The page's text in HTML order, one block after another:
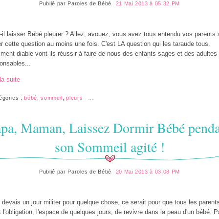
Publié par Paroles de Bébé 21 Mai 2013 à 05:32 PM
il laisser Bébé pleurer ? Allez, avouez, vous avez tous entendu vos parents
cette question au moins une fois. C'est LA question qui les taraude tous.
diable vont-ils réussir à faire de nous des enfants sages et des adultes
suite
: bébé ,sommeil ,pleurs -
Maman, Laissez Dormir Bébé
son Sommeil agité !
Publié par Paroles de Bébé 20 Mai 2013 à 03:08 PM
devais un jour militer pour quelque chose, ce serait pour que tous les parents
l'obligation, l'espace de quelques jours, de revivre dans la peau d'un bébé.